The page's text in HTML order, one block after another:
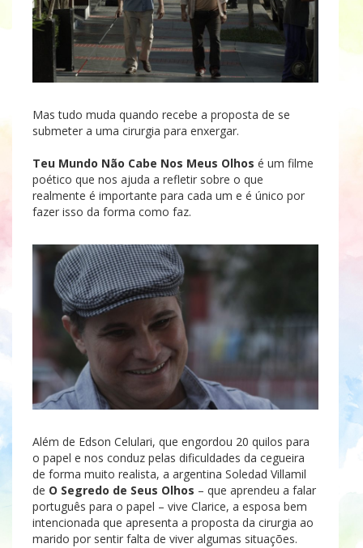
Mas tudo muda quando recebe a proposta de se
submeter a uma cirurgia para enxergar.
Teu Mundo Não Cabe Nos Meus Olhos é um filme
poético que nos ajuda a refletir sobre o que
realmente é importante para cada um e é único por
fazer isso da forma como faz.
Além de Edson Celulari, que engordou 20 quilos para
o papel e nos conduz pelas dificuldades da cegueira
de forma muito realista, a argentina Soledad Villamil
de O Segredo de Seus Olhos – que aprendeu a falar
português para o papel – vive Clarice, a esposa bem
intencionada que apresenta a proposta da cirurgia ao
marido por sentir falta de viver algumas situações.